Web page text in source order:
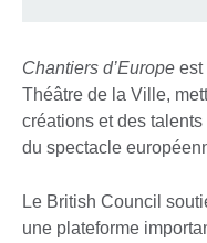
Chantiers d’Europe est
Théâtre de la Ville,
créations et des
du spectacle
Le British Council
une plateforme